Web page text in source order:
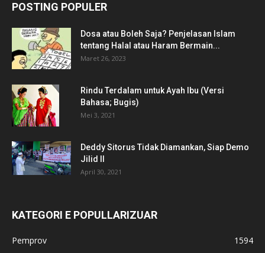
POSTING POPULER
Dosa atau Boleh Saja? Penjelasan Islam
tentang Halal atau Haram Bermain...
Maret 26, 2023
Rindu Terdalam untuk Ayah Ibu (Versi
Bahasa; Bugis)
Mei 3, 2021
Deddy Sitorus Tidak Diamankan, Siap Demo
Jilid II
April 30, 2021
KATEGORI E POPULLARIZUAR
Pemprov
1594